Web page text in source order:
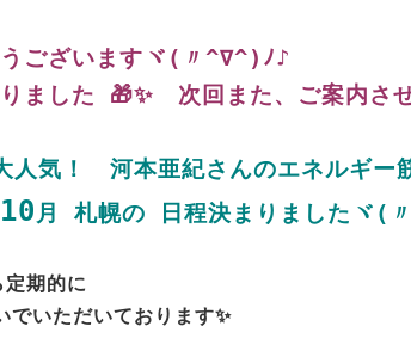
ございますヾ(〃^∇^)ﾉ♪
ました 🎁✨ 次回また、ご案内さ
人気！ 河本亜紀さんのエネルギー
10 月 札幌の 日程決まりましたヾ(
期的に
でいただいております✨